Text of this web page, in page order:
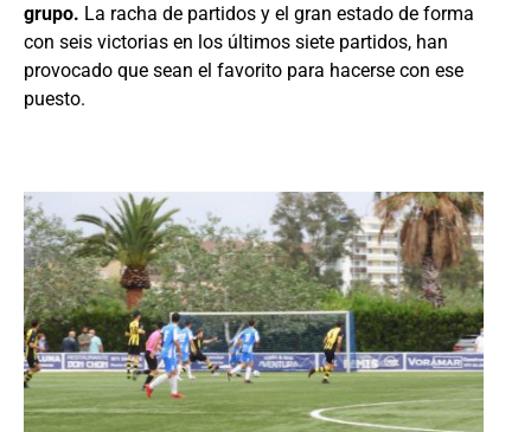
grupo. La racha de partidos y el gran estado de forma
con seis victorias en los últimos siete partidos, han
provocado que sean el favorito para hacerse con ese
puesto.